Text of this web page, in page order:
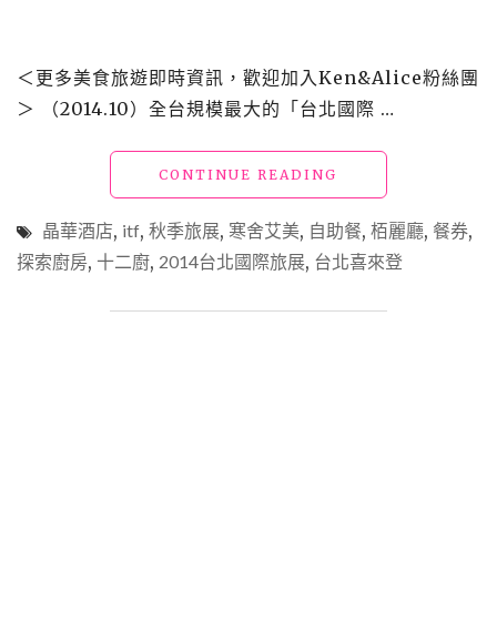
＜更多美食旅遊即時資訊，歡迎加入Ken&Alice粉絲團
＞ （2014.10）全台規模最大的「台北國際 …
CONTINUE READING
勸
敗
_2014
ITF
北
晶華酒店, itf, 秋季旅展, 寒舍艾美, 自助餐, 栢麗廳, 餐券,
探索廚房, 十二廚, 2014台北國際旅展, 台北喜來登